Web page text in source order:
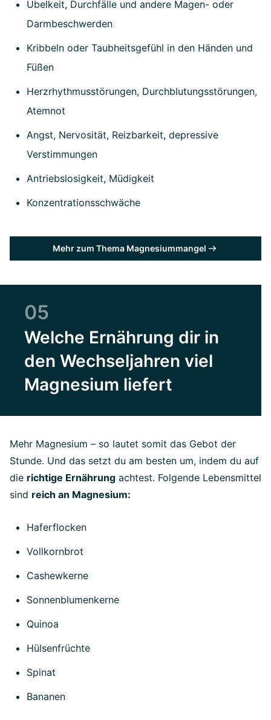
Übelkeit, Durchfälle und andere Magen- oder
Darmbeschwerden
Kribbeln oder Taubheitsgefühl in den Händen und
Füßen
Herzrhythmusstörungen, Durchblutungsstörungen,
Atemnot
Angst, Nervosität, Reizbarkeit, depressive
Verstimmungen
Antriebslosigkeit, Müdigkeit
Konzentrationsschwäche
Mehr zum Thema Magnesiummangel
05
Welche Ernährung dir in
den Wechseljahren viel
Magnesium liefert
Mehr Magnesium – so lautet somit das Gebot der
Stunde. Und das setzt du am besten um, indem du auf
die richtige Ernährung achtest. Folgende Lebensmittel
sind reich an Magnesium:
Haferflocken
Vollkornbrot
Cashewkerne
Sonnenblumenkerne
Quinoa
Hülsenfrüchte
Spinat
Bananen